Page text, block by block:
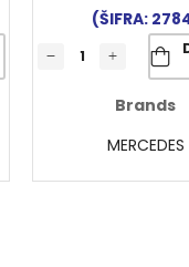
(ŠIFRA:
Brands
MERCEDES